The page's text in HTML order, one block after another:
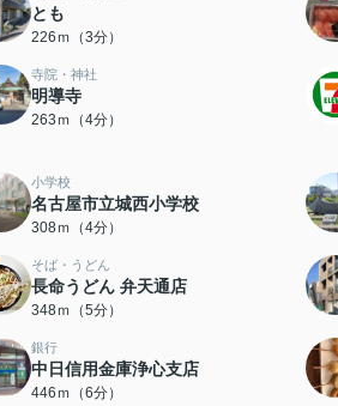
とも
226ｍ（3分）
寺院・神社
明導寺
263ｍ（4分）
小学校
名古屋市立城西小学校
308ｍ（4分）
そば・うどん
長命うどん 弁天通店
348ｍ（5分）
銀行
中日信用金庫浄心支店
446ｍ（6分）